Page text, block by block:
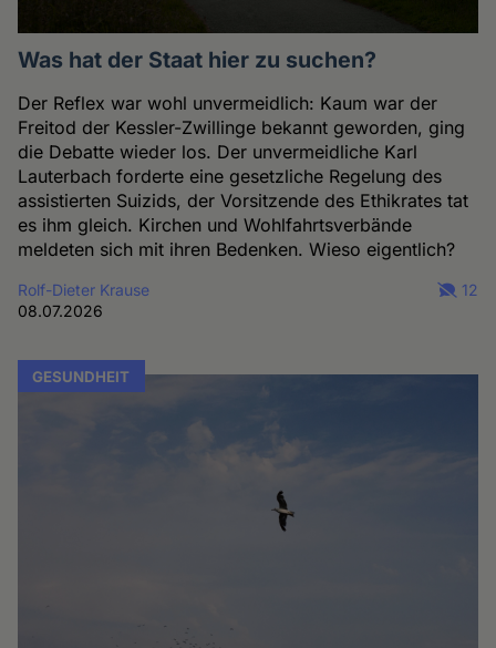
Was hat der Staat hier zu suchen?
Der Reflex war wohl unvermeidlich: Kaum war der
Freitod der Kessler-Zwillinge bekannt geworden, ging
die Debatte wieder los. Der unvermeidliche Karl
Lauterbach forderte eine gesetzliche Regelung des
assistierten Suizids, der Vorsitzende des Ethikrates tat
es ihm gleich. Kirchen und Wohlfahrtsverbände
meldeten sich mit ihren Bedenken. Wieso eigentlich?
Rolf-Dieter Krause
08.07.2026
12
GESUNDHEIT